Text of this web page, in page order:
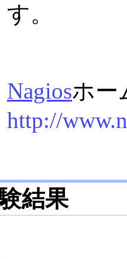
す。
Nagiosホー
http://
結果